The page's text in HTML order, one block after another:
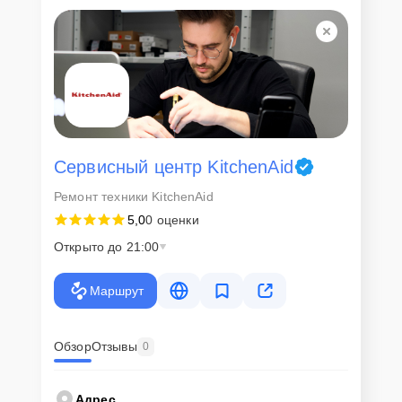
Для всех клиентов действуют демократичные и фиксированные
цены. Конечная стоимость работ обсуждается с клиентом и не в
коем случае не может измениться в процессе работ. Сервис не
навязывает клиентам дополнительные услуги и не
предусматривает скрытые платежи. Рассчитать предварительную
стоимость ремонта можно с помощью нашегоКалькулятора
Скорость диагностики и
ремонта
Наша компания ценит время клиентов и понимает важность
оперативного решения любых вопросов. В среднем, ремонт
клиент сможет забрать свой гаджет в этот же день. При
Внимание! Устройство отправляется на ремонт только после
согласования вариантов запчастей и стоимости ремонта с
изменена в процессе или после завершения работ.
Сервисный центр KitchenAid
Ремонт техники KitchenAid
5,00 оценки
Открыто до 21:00
Маршрут
ОбзорОтзывы 0
Адрес